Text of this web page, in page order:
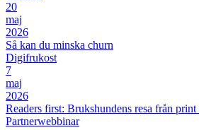
20
maj
2026
Så kan du minska churn
Digifrukost
7
maj
2026
Readers first: Brukshundens resa från
Partnerwebbinar